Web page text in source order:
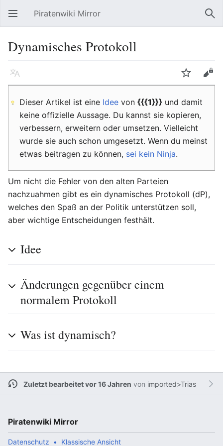
Hauptmenü öffnen Piratenwiki Mirror
Dynamisches Protokoll
Sprache Beobachten Bearbeiten
Dieser Artikel ist eine Idee von {{{1}}} und damit
keine offizielle Aussage. Du kannst sie kopieren,
verbessern, erweitern oder umsetzen. Vielleicht
wurde sie auch schon umgesetzt. Wenn du meinst
etwas beitragen zu können, sei kein Ninja.
Um nicht die Fehler von den alten Parteien
nachzuahmen gibt es ein dynamisches Protokoll (dP),
welches den Spaß an der Politik unterstützen soll,
aber wichtige Entscheidungen festhält.
Idee
Änderungen gegenüber einem
normalem Protokoll
Was ist dynamisch?
Zuletzt bearbeitet vor 16 Jahren von imported>Trias
Piratenwiki Mirror
Datenschutz Klassische Ansicht